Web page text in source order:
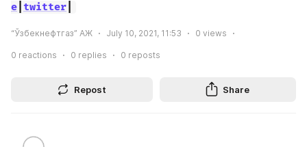
e twitter
“Ўзбекнефтгаз” АЖ July 10, 2021, 11:53 0 views
0 reactions 0 replies 0 reposts
Repost Share